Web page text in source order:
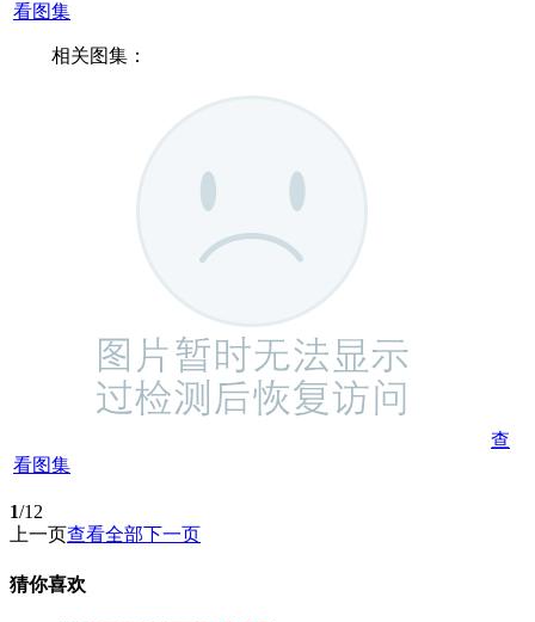
看图集
相关图集：
查
看图集
1/12
上一页查看全部下一页
猜你喜欢